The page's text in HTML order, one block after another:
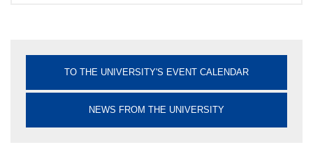
TO THE UNIVERSITY'S EVENT CALENDAR
NEWS FROM THE UNIVERSITY